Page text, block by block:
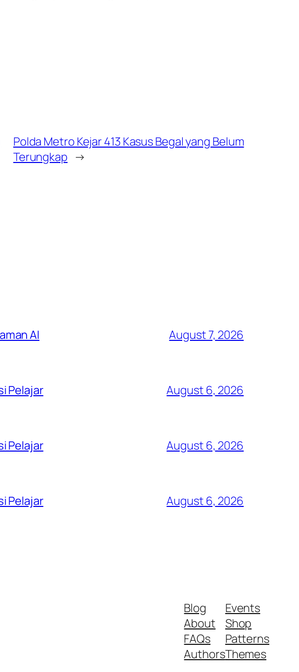
Polda Metro Kejar 413 Kasus Begal yang Belum
Terungkap →
AI August 7, 2026
Pelajar August 6, 2026
Pelajar August 6, 2026
Pelajar August 6, 2026
Blog
About
FAQs
Authors
Events
Shop
Patterns
Themes